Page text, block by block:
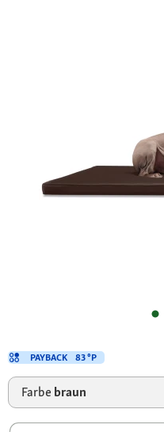
Farbe braun
PAYBACK 83 °P